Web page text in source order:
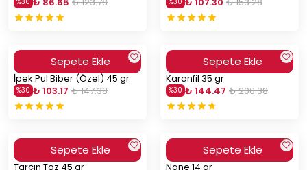
Sepete Ekle
İpek Pul Biber (Özel) 45 gr
%30 ₺ 103.17 ₺ 147.38
Sepete Ekle
Karanfil 35 gr
%30 ₺ 144.47 ₺ 206.38
Sepete Ekle
Tarçın Toz 45 gr
Sepete Ekle
Nane 14 gr